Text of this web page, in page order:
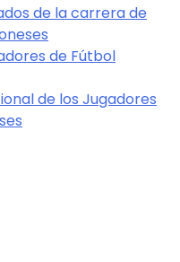
de la carrera de
de Fútbol
de los Jugadores